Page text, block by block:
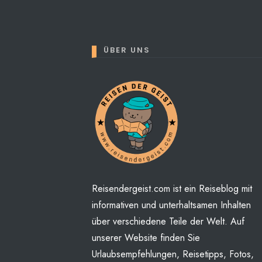
Perhaps You will find
ÜBER UNS
Reisendergeist.com ist ein Reiseblog mit
informativen und unterhaltsamen Inhalten
über verschiedene Teile der Welt. Auf
unserer Website finden Sie
Urlaubsempfehlungen, Reisetipps, Fotos,